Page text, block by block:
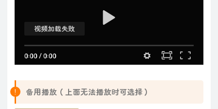
0:00 /0:00
视频加载失败
备用播放（上面无法播放时可选择）